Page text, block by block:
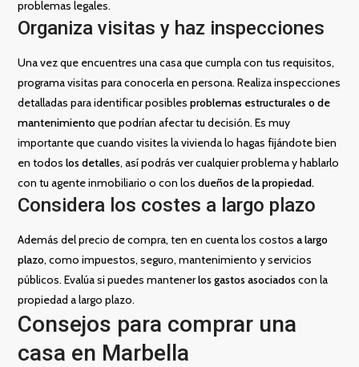
problemas legales.
Organiza visitas y haz inspecciones
Una vez que encuentres una casa que cumpla con tus requisitos,
programa visitas para conocerla en persona. Realiza inspecciones
detalladas para identificar posiblesproblemas estructurales o de
mantenimientoque podrían afectar tu decisión. Es muy
importante que cuando visites la vivienda lo hagas fijándote bien
en todos los detalles, así podrás ver cualquier problema y hablarlo
con tu agente inmobiliario o con losdueños de la propiedad.
Considera los costes a largo plazo
Además del precio de compra, ten en cuenta los costos a largo
plazo, como impuestos, seguro, mantenimiento y servicios
públicos. Evalúa si puedes mantenerlos gastos asociados con la
propiedad a largo plazo.
Consejos para comprar una
casa en Marbella